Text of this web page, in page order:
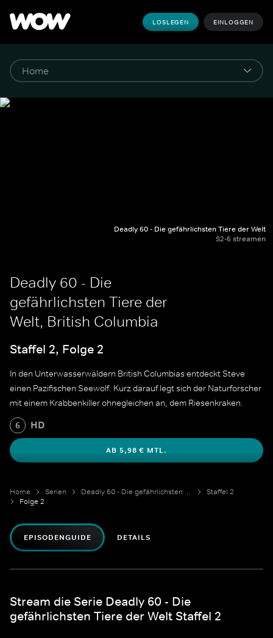
LOSLEGEN EINLOGGEN
Deadly 60 - Die gefährlichsten Tiere der Welt
S2-6 streamen
Deadly 60 - Die
gefährlichsten Tiere der
Welt, British Columbia
Staffel 2, Folge 2
In den Unterwasserwäldern British Columbias entdeckt Steve
einen Pazifischen Seewolf. Kurz darauf legt sich der Naturforscher
mit einem Krabbenkiller ohnegleichen an, dem Riesenkraken.
6 HD
AB 5,98 € MTL.
Home Serien Deadly 60 - Die gefährlichsten Tiere der Welt
Staffel 2
Folge 2
EPISODENGUIDE DETAILS
Stream die Serie Deadly 60 - Die
gefährlichsten Tiere der Welt Staffel 2